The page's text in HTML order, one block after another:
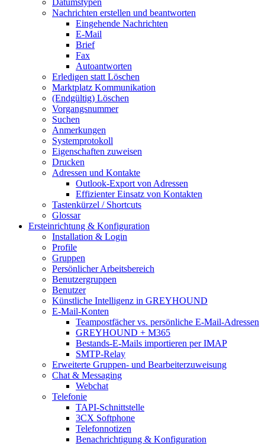
Datumstypen
Nachrichten erstellen und beantworten
Eingehende Nachrichten
E-Mail
Brief
Fax
Autoantworten
Erledigen statt Löschen
Marktplatz Kommunikation
(Endgültig) Löschen
Vorgangsnummer
Suchen
Anmerkungen
Systemprotokoll
Eigenschaften zuweisen
Drucken
Adressen und Kontakte
Outlook-Export von Adressen
Effizienter Einsatz von Kontakten
Tastenkürzel / Shortcuts
Glossar
Ersteinrichtung & Konfiguration
Installation & Login
Profile
Gruppen
Persönlicher Arbeitsbereich
Benutzergruppen
Benutzer
Künstliche Intelligenz in GREYHOUND
E-Mail-Konten
Teampostfächer vs. persönliche E-Mail-Adressen
GREYHOUND + M365
Bestands-E-Mails importieren per IMAP
SMTP-Relay
Erweiterte Gruppen- und Bearbeiterzuweisung
Chat & Messaging
Webchat
Telefonie
TAPI-Schnittstelle
3CX Softphone
Telefonnotizen
Benachrichtigung & Konfiguration